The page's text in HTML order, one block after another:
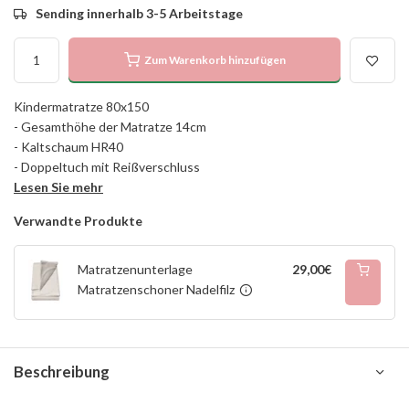
Sending innerhalb 3-5 Arbeitstage
Zum Warenkorb hinzufügen
Kindermatratze 80x150
- Gesamthöhe der Matratze 14cm
- Kaltschaum HR40
- Doppeltuch mit Reißverschluss
Lesen Sie mehr
Verwandte Produkte
Matratzenunterlage
Matratzenschoner Nadelfilz
29,00€
Beschreibung